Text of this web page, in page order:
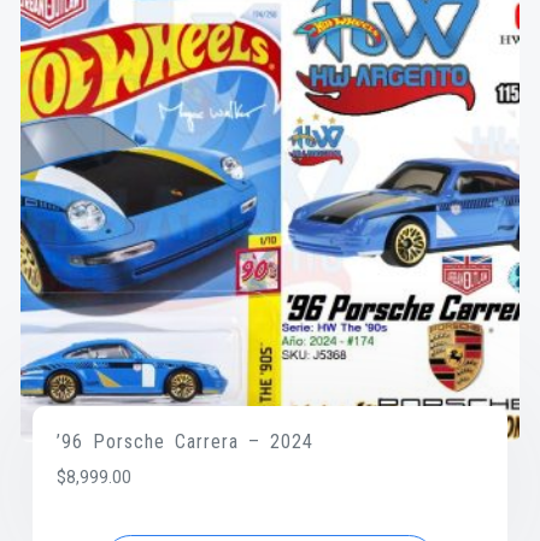
’96 Porsche Carrera – 2024
$8,999.00